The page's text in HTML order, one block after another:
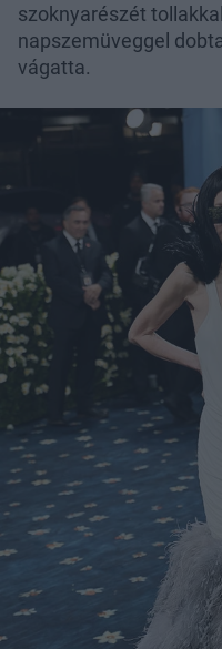
szoknyarészét
napszemüveggel
vágatta.